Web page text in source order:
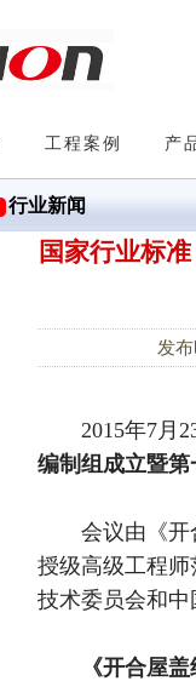
工程案例 产
行业新闻
国家行业标
发
2015年7月
编制组成立暨
会议由《
授级高级工程
技术委员会和
《开合屋